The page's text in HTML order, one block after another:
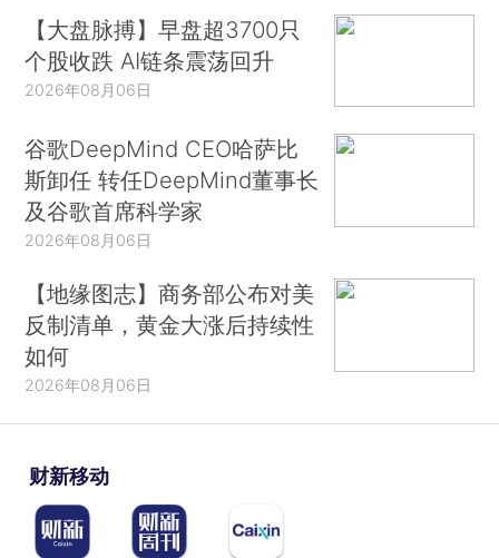
【大盘脉搏】早盘超3700只
个股收跌 AI链条震荡回升
2026年08月06日
谷歌DeepMind CEO哈萨比
斯卸任 转任DeepMind董事长
及谷歌首席科学家
2026年08月06日
【地缘图志】商务部公布对美
反制清单，黄金大涨后持续性
如何
2026年08月06日
财新移动